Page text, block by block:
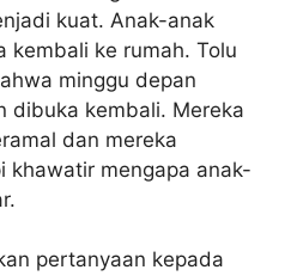
kuat. Anak-anak
kembali ke rumah. Tolu
minggu depan
dibuka kembali. Mereka
dan mereka
khawatir mengapa anak-
pertanyaan kepada